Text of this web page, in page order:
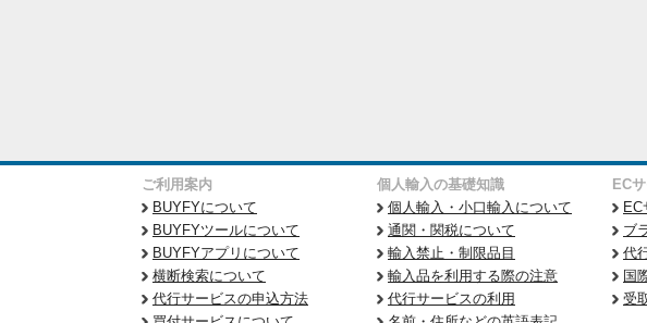
ご利用案内
BUYFYについて
BUYFYツールについて
BUYFYアプリについて
横断検索について
代行サービスの申込方法
個人輸入の基礎知識
個人輸入・小口輸入について
通関・関税について
輸入禁止・制限品目
輸入品を利用する際の注意
代行サービスの利用
EC
EC
ブ
代
国
受